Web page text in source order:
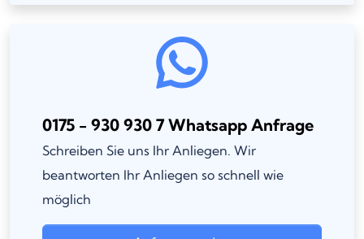
0175 - 930 930 7 Whatsapp Anfrage
Schreiben Sie uns Ihr Anliegen. Wir
beantworten Ihr Anliegen so schnell wie
möglich